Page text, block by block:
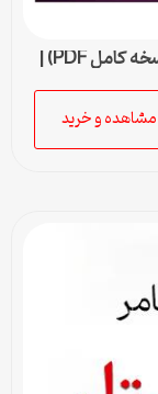
دانلود کتاب چگونه با مردان صحبت کنیم (نسخه کامل PDF) |
مشاهده و خرید